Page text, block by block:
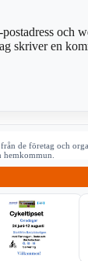
och
skriver en
de företag och
hemkommun.